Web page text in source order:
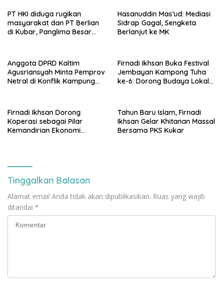
PT HKI diduga rugikan
masyarakat dan PT Berlian
di Kubar, Panglima Besar
Hasanuddin Mas’ud: Mediasi
Sidrap Gagal, Sengketa
Berlanjut ke MK
Anggota DPRD Kaltim
Agusriansyah Minta Pemprov
Netral di Konflik Kampung
Firnadi Ikhsan Buka Festival
Jembayan Kampong Tuha
ke-6: Dorong Budaya Lokal
Firnadi Ikhsan Dorong
Koperasi sebagai Pilar
Kemandirian Ekonomi
Tahun Baru Islam, Firnadi
Ikhsan Gelar Khitanan Massal
Bersama PKS Kukar
Tinggalkan Balasan
Alamat email Anda tidak akan dipublikasikan. Ruas yang wajib
ditandai *